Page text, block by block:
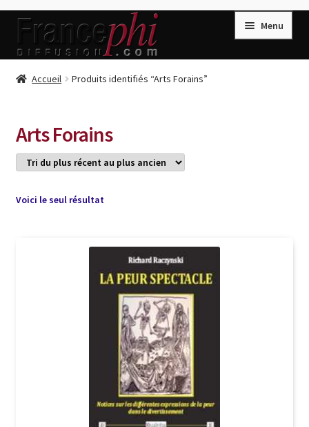
Aller
la
Aller
contenu
Menu
Accueil
Conditions de Vente
Connection
Listes d’Envies
Livres de Peter Randa
Livres de Philippe Randa
Accueil Produits identifiés “Arts Forains”
Arts Forains
Voici le seul résultat